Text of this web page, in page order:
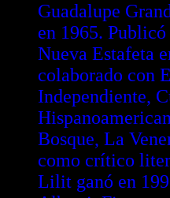
Guadalupe
en 1965.
Nueva Estafeta
colaborado con
Independiente,
Bosque, La
como crítico
Lilit ganó en